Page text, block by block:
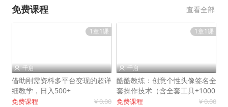
免费课程 查看全部
1章1课
 千启
借助刚需资料多平台变现的超详
细教学，日入500+
免费课程 ¥ 0.00
1章1课
 千启
酷酷教练：创意个性头像签名全
套操作技术（含全套工具+1000
套模板）
免费课程 ¥ 0.00